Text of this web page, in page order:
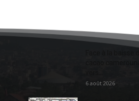
Face à la baisse
6 août 2026